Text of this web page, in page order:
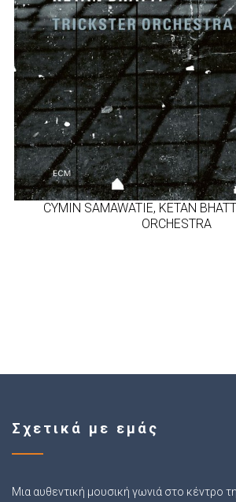
CYMIN SAMAWATIE, KETAN
ORCHESTRA
Σχετικά με εμάς
Μια αυθεντική μουσική γωνιά στο κέντρο